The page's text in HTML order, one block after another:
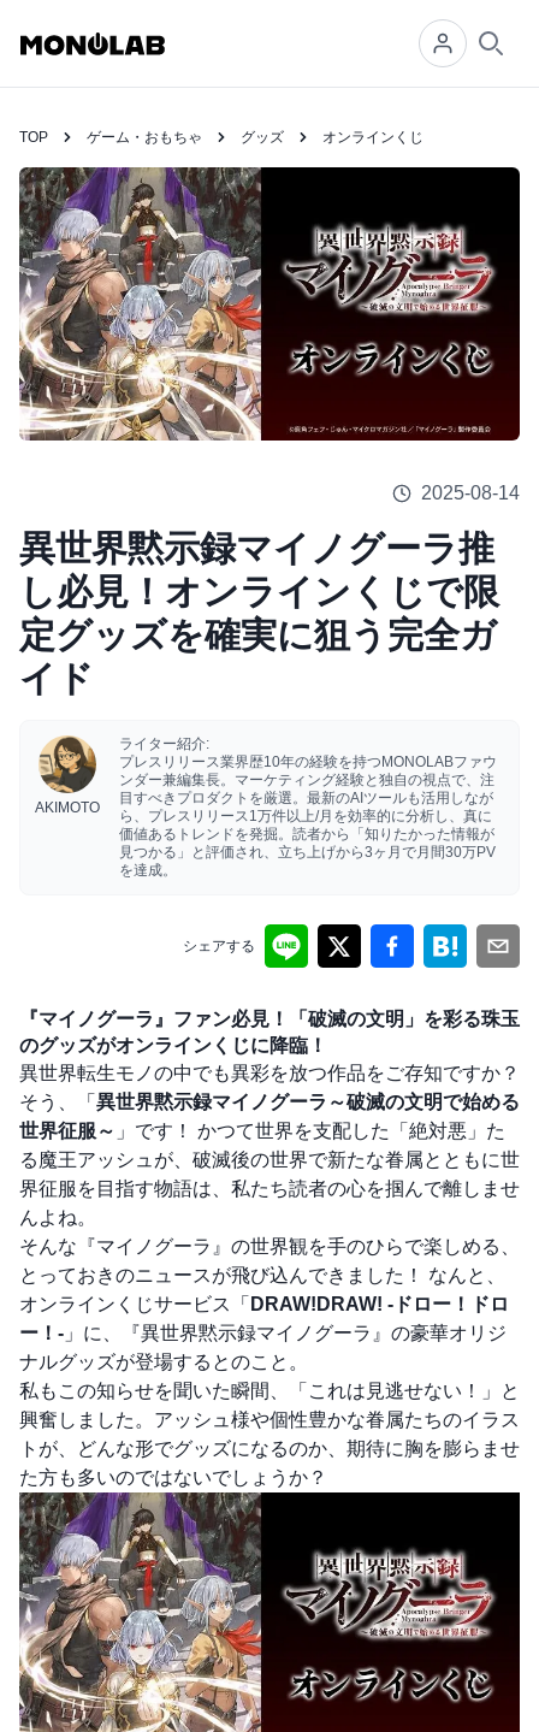
TOP ゲーム・おもちゃ グッズ オンラインくじ
2025-08-14
異世界黙示録マイノグーラ推
し必見！オンラインくじで限
定グッズを確実に狙う完全ガ
イド
AKIMOTO
ライター紹介:
プレスリリース業界歴10年の経験を持つMONOLABファウ
ンダー兼編集長。マーケティング経験と独自の視点で、注
目すべきプロダクトを厳選。最新のAIツールも活用しなが
ら、プレスリリース1万件以上/月を効率的に分析し、真に
価値あるトレンドを発掘。読者から「知りたかった情報が
見つかる」と評価され、立ち上げから3ヶ月で月間30万PV
を達成。
シェアする
『マイノグーラ』ファン必見！「破滅の文明」を彩る珠玉
のグッズがオンラインくじに降臨！
異世界転生モノの中でも異彩を放つ作品をご存知ですか？
そう、「 異世界黙示録マイノグーラ～破滅の文明で始める
世界征服～ 」です！ かつて世界を支配した「絶対悪」た
る魔王アッシュが、破滅後の世界で新たな眷属とともに世
界征服を目指す物語は、私たち読者の心を掴んで離しませ
んよね。
そんな『マイノグーラ』の世界観を手のひらで楽しめる、
とっておきのニュースが飛び込んできました！ なんと、
オンラインくじサービス「 DRAW!DRAW! -ドロー！ドロ
ー！- 」に、『異世界黙示録マイノグーラ』の豪華オリジ
ナルグッズが登場するとのこと。
私もこの知らせを聞いた瞬間、「これは見逃せない！」と
興奮しました。アッシュ様や個性豊かな眷属たちのイラス
トが、どんな形でグッズになるのか、期待に胸を膨らませ
た方も多いのではないでしょうか？